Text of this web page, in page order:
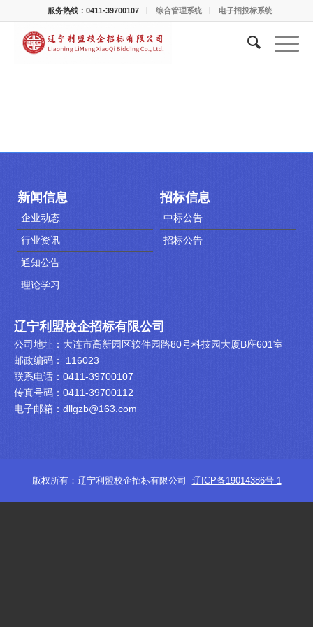
服务热线：0411-39700107 综合管理系统 电子招投标系统
新闻信息
企业动态
行业资讯
通知公告
理论学习
招标信息
中标公告
招标公告
辽宁利盟校企招标有限公司
公司地址：大连市高新园区软件园路80号科技园大厦B座601室
邮政编码： 116023
联系电话：0411-39700107
传真号码：0411-39700112
电子邮箱：dllgzb@163.com
版权所有：辽宁利盟校企招标有限公司 辽ICP备19014386号-1